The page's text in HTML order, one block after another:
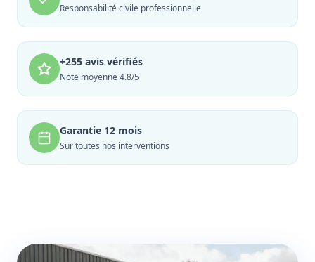
Responsabilité civile professionnelle
+255 avis vérifiés
Note moyenne 4.8/5
Garantie 12 mois
Sur toutes nos interventions